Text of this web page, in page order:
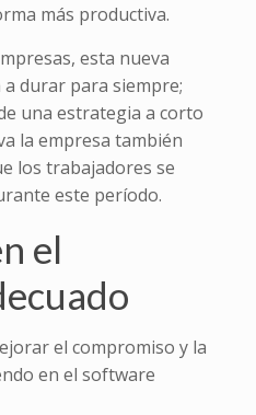
más productiva.
esta nueva
durar para siempre;
una estrategia a corto
la empresa también
los trabajadores se
este período.
el
el compromiso y la
en el software